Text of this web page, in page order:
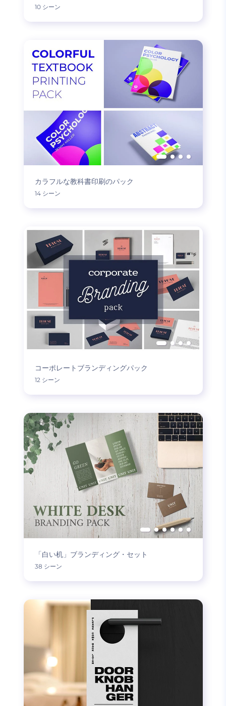
10 シーン
カラフルな教科書印刷のパック
14 シーン
コーポレートブランディングパック
12 シーン
「白い机」ブランディング・セット
38 シーン